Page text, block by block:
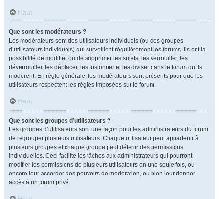
Haut
Que sont les modérateurs ?
Les modérateurs sont des utilisateurs individuels (ou des groupes
d’utilisateurs individuels) qui surveillent régulièrement les forums. Ils ont la
possibilité de modifier ou de supprimer les sujets, les verrouiller, les
déverrouiller, les déplacer, les fusionner et les diviser dans le forum qu’ils
modèrent. En règle générale, les modérateurs sont présents pour que les
utilisateurs respectent les règles imposées sur le forum.
Haut
Que sont les groupes d’utilisateurs ?
Les groupes d’utilisateurs sont une façon pour les administrateurs du forum
de regrouper plusieurs utilisateurs. Chaque utilisateur peut appartenir à
plusieurs groupes et chaque groupe peut détenir des permissions
individuelles. Ceci facilite les tâches aux administrateurs qui pourront
modifier les permissions de plusieurs utilisateurs en une seule fois, ou
encore leur accorder des pouvoirs de modération, ou bien leur donner
accès à un forum privé.